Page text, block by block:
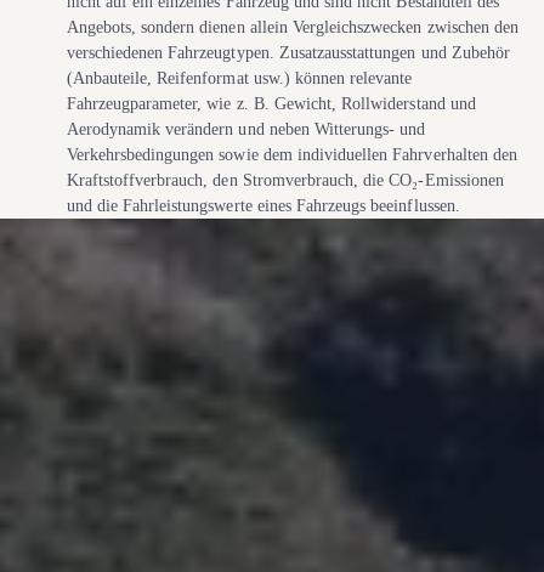
Angebots, sondern dienen allein Vergleichszwecken zwischen den
verschiedenen Fahrzeugtypen. Zusatzausstattungen und Zubehör
(Anbauteile, Reifenformat usw.) können relevante
Fahrzeugparameter, wie z. B. Gewicht, Rollwiderstand und
Aerodynamik verändern und neben Witterungs- und
Verkehrsbedingungen sowie dem individuellen Fahrverhalten den
Kraftstoffverbrauch, den Stromverbrauch, die CO₂-Emissionen
und die Fahrleistungswerte eines Fahrzeugs beeinflussen.